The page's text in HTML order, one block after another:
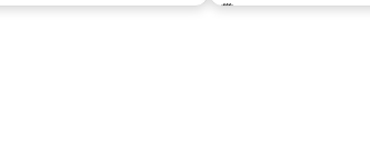
🗓 06.08.2026 11:18